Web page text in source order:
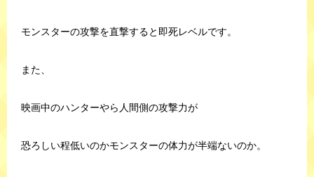
モンスターの攻撃を直撃すると即死レベルです。
また、
映画中のハンターやら人間側の攻撃力が
恐ろしい程低いのかモンスターの体力が半端ないのか。